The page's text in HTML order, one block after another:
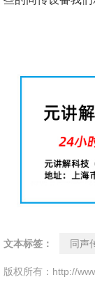
文本标签： 同声
版权所有：http://